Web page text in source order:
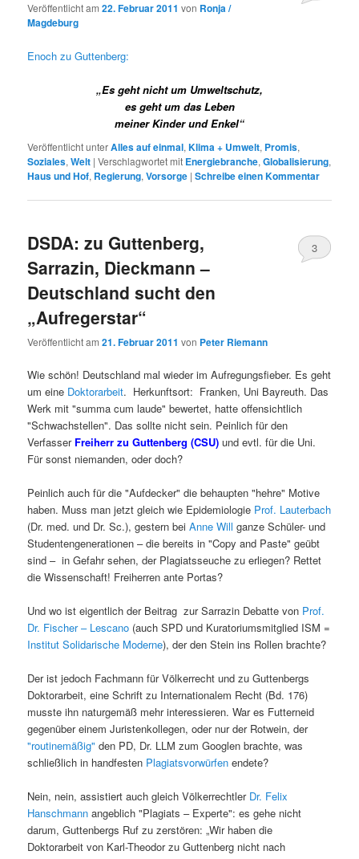
Veröffentlicht am22. Februar 2011 von Ronja /
Magdeburg
Enoch zu Guttenberg:
„Es geht nicht um Umweltschutz,
es geht um das Leben
meiner Kinder und Enkel“
Veröffentlicht unterAlles auf einmal,Klima + Umwelt, Promis,
Soziales,Welt |Verschlagwortet mit Energiebranche,Globalisierung,
Haus und Hof, Regierung,Vorsorge |Schreibe einen Kommentar
DSDA: zu Guttenberg,
Sarrazin, Dieckmann –
Deutschland sucht den
„Aufregerstar“
Veröffentlicht am21. Februar 2011 von Peter Riemann
3
Wie schön! Deutschland mal wieder im Aufregungsfieber. Es geht
um eine Doktorarbeit. Herkunftsort: Franken, Uni Bayreuth. Das
Werk mit "summa cum laude" bewertet, hatte offensichtlich
"Schwachstellen". Das sollte nicht sein. Peinlich für den
Verfasser Freiherr zu Guttenberg (CSU)und evtl. für die Uni.
Für sonst niemanden, oder doch?
Peinlich auch für die "Aufdecker" die behaupten "hehre" Motive
haben. Muss man jetzt gleich wie Epidemiologie Prof. Lauterbach
(Dr. med. und Dr. Sc.), gestern beiAnne Willganze Schüler- und
Studentengenerationen – die bereits in "Copy and Paste" geübt
sind – in Gefahr sehen, der Plagiatsseuche zu erliegen? Rettet
die Wissenschaft! Freiherren ante Portas?
Und wo ist eigentlich der Beitrag zur Sarrazin Debatte von Prof.
Dr. Fischer – Lescano (auch SPD und Kuratoriumsmitglied ISM =
Institut Solidarische Moderne), der den Stein ins Rollen brachte?
Der ist jedoch Fachmann für Völkerrecht und zu Guttenbergs
Doktorarbeit, eine Schrift zu Internationalem Recht (Bd. 176)
musste ihn naturgemäß mehr interessieren. War es Futterneid
gegenüber einem Juristenkollegen, oder nur der Rotwein, der
"routinemäßig" den PD, Dr. LLM zum Googlen brachte, was
schließlich in handfesten Plagiatsvorwürfenendete?
Nein, nein, assistiert auch gleich Völkerrechtler Dr. Felix
Hanschmann angeblich "Plagiats – Experte": es gehe nicht
darum, Guttenbergs Ruf zu zerstören: „Wir haben die
Doktorarbeit von Karl-Theodor zu Guttenberg nicht nach